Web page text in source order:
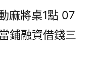
麻將桌1點 07
鋪融資借錢三